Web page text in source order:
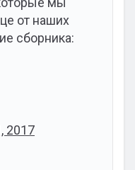
от наших
сборника:
2017